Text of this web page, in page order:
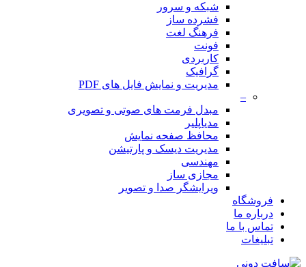
شبکه و سرور
فشرده ساز
فرهنگ لغت
فونت
کاربردی
گرافیک
مدیریت و نمایش فایل های PDF
–
مبدل فرمت های صوتی و تصویری
مدیاپلیر
محافظ صفحه نمایش
مدیریت دیسک و پارتیشن
مهندسی
مجازی ساز
ویرایشگر صدا و تصویر
فروشگاه
درباره ما
تماس با ما
تبلیغات